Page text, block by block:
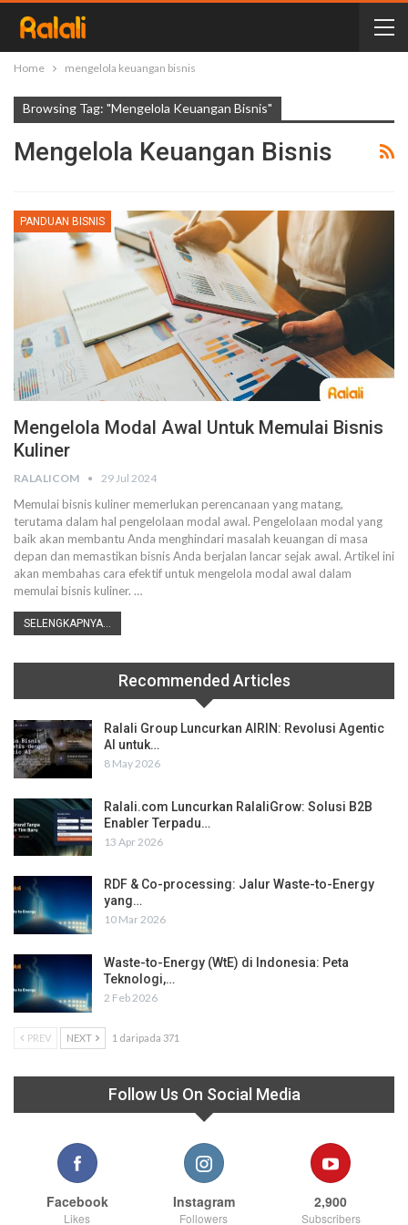
Home mengelola keuangan bisnis
Browsing Tag: "mengelola Keuangan Bisnis"
Mengelola Keuangan Bisnis
PANDUAN BISNIS
Mengelola Modal Awal Untuk Memulai Bisnis
Kuliner
RALALICOM 29 Jul 2024
Memulai bisnis kuliner memerlukan perencanaan yang matang,
terutama dalam hal pengelolaan modal awal. Pengelolaan modal yang
baik akan membantu Anda menghindari masalah keuangan di masa
depan dan memastikan bisnis Anda berjalan lancar sejak awal. Artikel ini
akan membahas cara efektif untuk mengelola modal awal dalam
memulai bisnis kuliner. …
SELENGKAPNYA...
Recommended Articles
Ralali Group Luncurkan AIRIN: Revolusi Agentic
AI untuk…
8 May 2026
Ralali.com Luncurkan RalaliGrow: Solusi B2B
Enabler Terpadu…
13 Apr 2026
RDF & Co-processing: Jalur Waste-to-Energy
yang…
10 Mar 2026
Waste-to-Energy (WtE) di Indonesia: Peta
Teknologi,…
2 Feb 2026
PREV NEXT 1 daripada 371
Follow Us On Social Media
Facebook
Likes
Instagram
Followers
2,900
Subscribers